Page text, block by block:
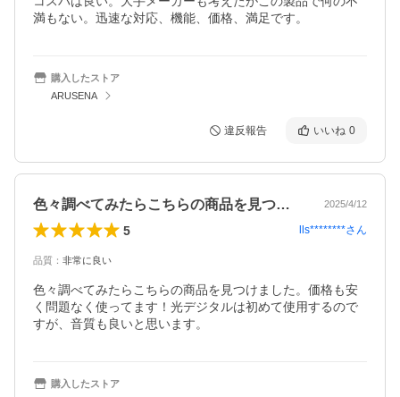
満もない。迅速な対応、機能、価格、満足です。
購入したストア
ARUSENA
違反報告 いいね 0
色々調べてみたらこちらの商品を見つけま… 2025/4/12
5 lls********さん
品質 ： 非常に良い
色々調べてみたらこちらの商品を見つけました。価格も安
く問題なく使ってます！光デジタルは初めて使用するので
すが、音質も良いと思います。
購入したストア